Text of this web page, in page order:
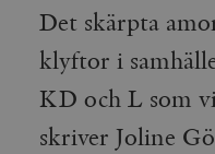
Det skärpta
klyftor i
KD och L som
skriver Joline